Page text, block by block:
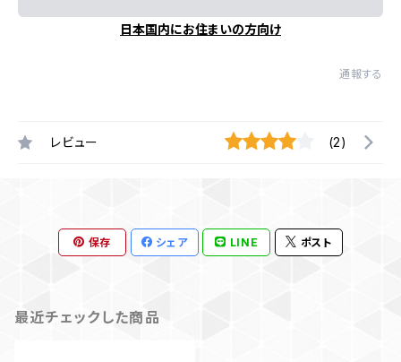
日本国内にお住まいの方向け
通報する
レビュー (2)
保存 シェア LINE ポスト
最近チェックした商品